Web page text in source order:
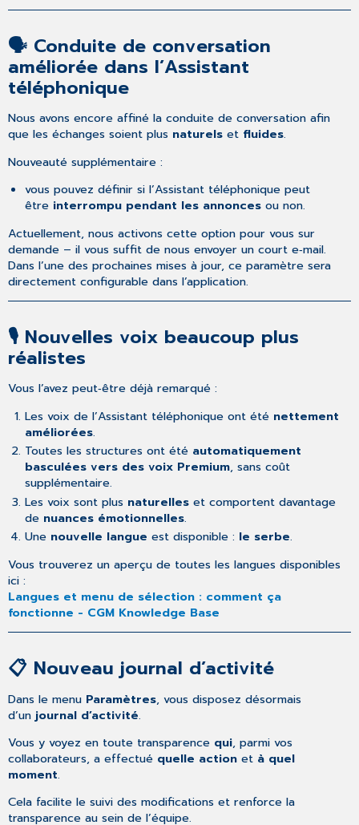
🗣️ Conduite de conversation
améliorée dans l’Assistant
téléphonique
Nous avons encore affiné la conduite de conversation afin
que les échanges soient plus naturels et fluides.
Nouveauté supplémentaire :
vous pouvez définir si l’Assistant téléphonique peut
être interrompu pendant les annoncesou non.
Actuellement, nous activons cette option pour vous sur
demande – il vous suffit de nous envoyer un court e‑mail.
Dans l’une des prochaines mises à jour, ce paramètre sera
directement configurable dans l’application.
🎙️ Nouvelles voix beaucoup plus
réalistes
Vous l’avez peut‑être déjà remarqué :
Les voix de l’Assistant téléphonique ont été nettement
améliorées.
Toutes les structures ont été automatiquement
basculées vers des voix Premium, sans coût
supplémentaire.
Les voix sont plus naturelleset comportent davantage
de nuances émotionnelles.
Une nouvelle langue est disponible : le serbe.
Vous trouverez un aperçu de toutes les langues disponibles
ici :
Langues et menu de sélection : comment ça
fonctionne - CGM Knowledge Base
📋 Nouveau journal d’activité
Dans le menu Paramètres, vous disposez désormais
d’un journal d’activité.
Vous y voyez en toute transparence qui, parmi vos
collaborateurs, a effectué quelle action et à quel
moment.
Cela facilite le suivi des modifications et renforce la
transparence au sein de l’équipe.